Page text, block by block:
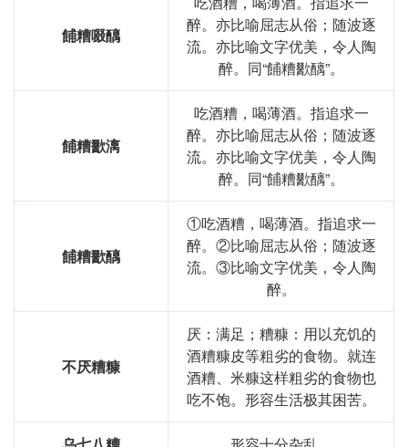
通过对“餔糟歠醨”的学*，我意识到语言不仅仅是沟通的工
具，更是文化与历史的载体。理解这个成语，有助于我更好
地理解*传统文化中的饮食观念，也提醒我在生活中重视健
康与饮食的质量。这个成语在我的语言学和表达中，提供了
一个丰富的文化背景和深刻的思考。
"作谓语、宾语、定语；用于处世"
yòu zāo
餔糟啜醨
醉。亦比喻屈志从俗；随波逐
流。亦比喻文字优美，令人陶
醉。同“餔糟歠醨”。
餔糟歠漓
吃酒糟，喝薄酒。指追求一
醉。亦比喻屈志从俗；随波逐
流。亦比喻文字优美，令人陶
醉。同“餔糟歠醨”。
餔糟歠醨
①吃酒糟，喝薄酒。指追求一
醉。②比喻屈志从俗；随波逐
流。③比喻文字优美，令人陶
醉。
不厌糟糠
厌：满足；糟糠：用以充饥的
酒糟糠皮等粗劣的食物。就连
酒糟、米糠这样粗劣的食物也
吃不饱。形容生活极其困苦。